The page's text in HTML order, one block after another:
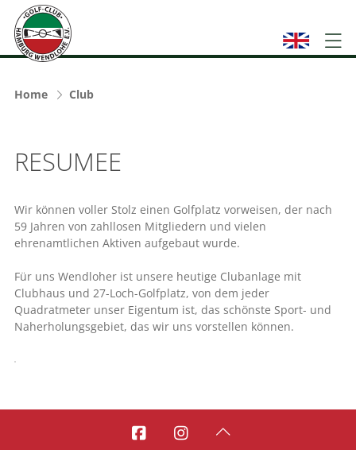
Home Club
RESUMEE
Wir können voller Stolz einen Golfplatz vorweisen, der nach
59 Jahren von zahllosen Mitgliedern und vielen
ehrenamtlichen Aktiven aufgebaut wurde.
Für uns Wendloher ist unsere heutige Clubanlage mit
Clubhaus und 27-Loch-Golfplatz, von dem jeder
Quadratmeter unser Eigentum ist, das schönste Sport- und
Naherholungsgebiet, das wir uns vorstellen können.
  